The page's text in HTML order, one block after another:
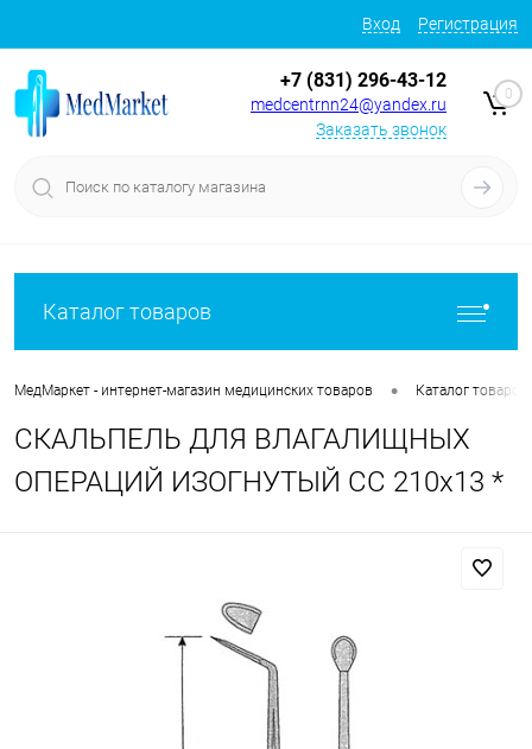
Вход Регистрация
+7 (831) 296-43-12
medcentrnn24@yandex.ru
Заказать звонок
0
Каталог товаров
МедМаркет - интернет-магазин медицинских товаров • Каталог товаров
СКАЛЬПЕЛЬ ДЛЯ ВЛАГАЛИЩНЫХ
ОПЕРАЦИЙ ИЗОГНУТЫЙ СС 210х13 *